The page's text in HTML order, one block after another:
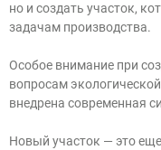
но и создать участок,
задачам производства.
Особое внимание при
вопросам
внедрена современная
Новый участок — это